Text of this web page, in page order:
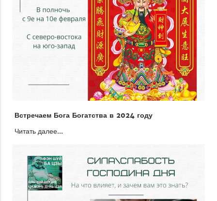
Встречаем Бога Богатства в 2024 году
Читать далее...